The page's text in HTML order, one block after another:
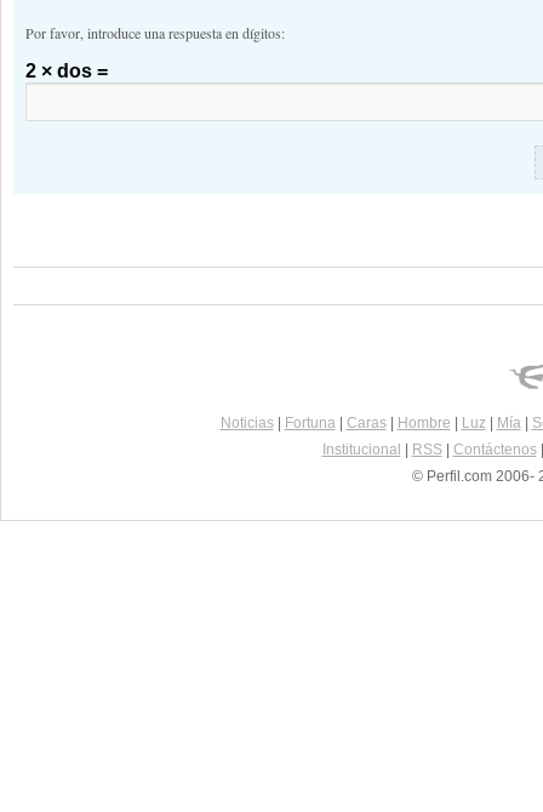
Por favor, introduce una respuesta en dígitos:
2 × dos =
Noticias| Fortuna| Caras| Hombre Luz| Mía|
Institucional
RSS| Contáctenos
© Perfil.com 2006-